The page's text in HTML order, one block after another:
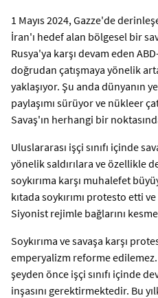
1 Mayıs 2024, Gazze'de
İran'ı hedef alan bölgesel bir
Rusya'ya karşı devam eden
doğrudan çatışmaya yönelik
yaklaşıyor. Şu anda dünyanın
paylaşımı sürüyor ve nükleer
Savaş'ın herhangi bir
Uluslararası işçi sınıfı içinde
yönelik saldırılara ve özellikle
soykırıma karşı muhalefet
kıtada soykırımı protesto etti
Siyonist rejimle bağlarını
Soykırıma ve savaşa karşı
emperyalizm reforme edilemez.
şeyden önce işçi sınıfı içinde
inşasını gerektirmektedir. Bu